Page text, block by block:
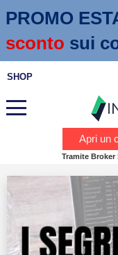
PROMO
sconto sui
SHOP
Calendario
Servizi
Apri un
Tramite